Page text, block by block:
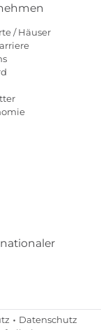
/ Häuser
Datenschutz